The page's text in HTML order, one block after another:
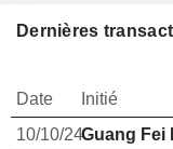
Dernières
Date Initié
10/10/24Guang Fei